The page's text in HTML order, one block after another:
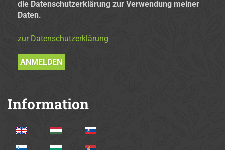
die Datenschutzerklärung zur Verwendung meiner
Daten.
zur Datenschutzerklärung
Information